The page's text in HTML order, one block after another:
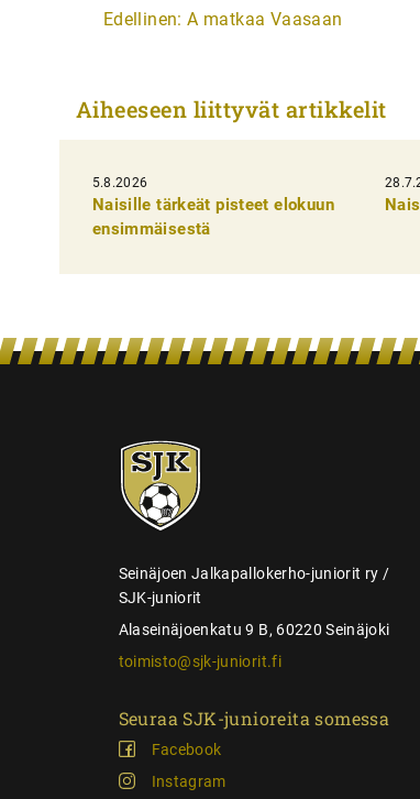
A
i
k
e
n
Edellinen: A matkaa Vaasaan
Aiheeseen liittyvät artikkelit
5.8.2026
Naisille tärkeät pisteet elokuun
ensimmäisestä
SJK-
juniorit
Seinäjoen Jalkapallokerho-juniorit ry /
SJK-juniorit
Alaseinäjoenkatu 9 B, 60220 Seinäjoki
toimisto@sjk-juniorit.fi
Seuraa SJK-junioreita somessa
Facebook
Instagram